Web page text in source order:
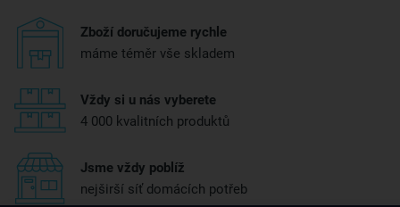
Zboží doručujeme rychle
máme téměr vše skladem
Vždy si u nás vyberete
4 000 kvalitních produktů
Jsme vždy poblíž
nejširší síť domácích potřeb